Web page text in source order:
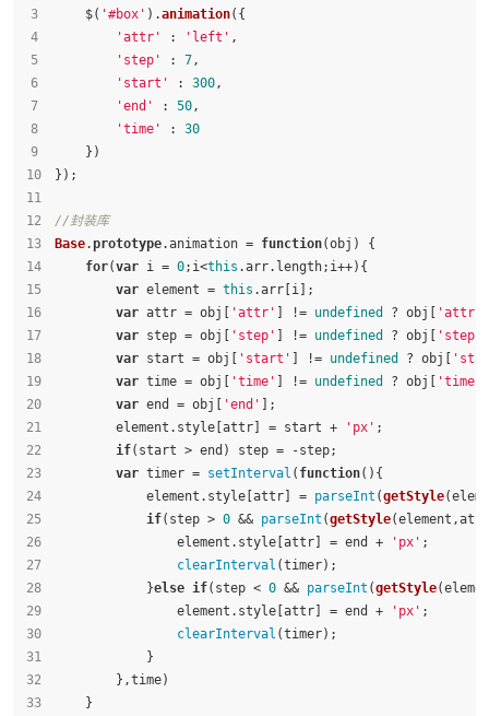
    $(
'#box' ).animation({
'attr'
: 'left' ,
'step'
: 7,
'start'
: 300,
'end'
: 50,
'time'
: 30
    })
});
//封装库
Base.prototype.animation = function(obj ) {
for(var i = 0;i<this .arr. length;i++){
var element = this .arr [i];
var attr = obj[ 'attr' ] != undefined ? obj[ 'attr'
var step = obj[ 'step' ] != undefined ? obj[ 'step'
var start = obj[ 'start' ] != undefined ? obj[
var time = obj[ 'time' ] != undefined ? obj[ 'time'
var end = obj[ 'end' ];
        element.
style [attr] = start + 'px' ;
if(start > end) step = -step;
var timer = setInterval ( function( ){
            element.
style [attr] = parseInt (getStyle
if(step > 0 && parseInt (getStyle
                element.
style [attr] = end + 'px' ;
clearInterval (timer);
            }
else if(step < 0 && parseInt (getStyle
                element.
style [attr] = end + 'px' ;
clearInterval (timer);
            }
        },time)
    }